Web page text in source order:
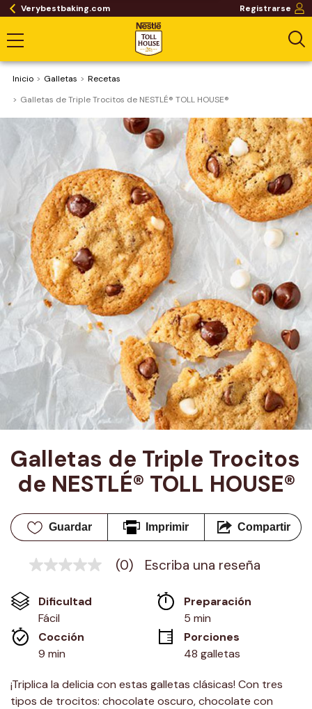
Verybestbaking.com Registrarse
Inicio Galletas
Recetas
Galletas de Triple Trocitos de NESTLÉ® TOLL HOUSE®
Galletas de Triple Trocitos
de NESTLÉ® TOLL HOUSE®
Guardar Imprimir Compartir
Sin
en
misma
página.
(0) Escriba una reseña
Dificultad
Fácil
Preparación
5 min
Cocción
9 min
Porciones
48 galletas
¡Triplica la delicia con estas galletas clásicas! Con tres
tipos de trocitos: chocolate oscuro, chocolate con